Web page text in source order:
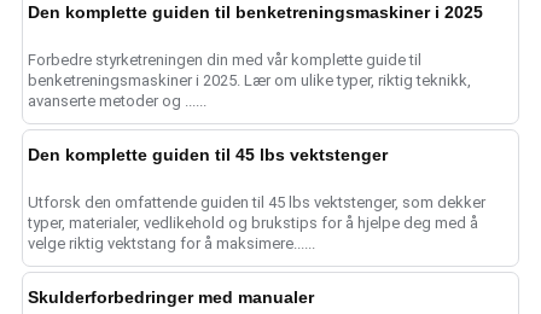
Den komplette guiden til benketreningsmaskiner i 2025
Forbedre styrketreningen din med vår komplette guide til
benketreningsmaskiner i 2025. Lær om ulike typer, riktig teknikk,
avanserte metoder og ......
Den komplette guiden til 45 lbs vektstenger
Utforsk den omfattende guiden til 45 lbs vektstenger, som dekker
typer, materialer, vedlikehold og brukstips for å hjelpe deg med å
velge riktig vektstang for å maksimere......
Skulderforbedringer med manualer